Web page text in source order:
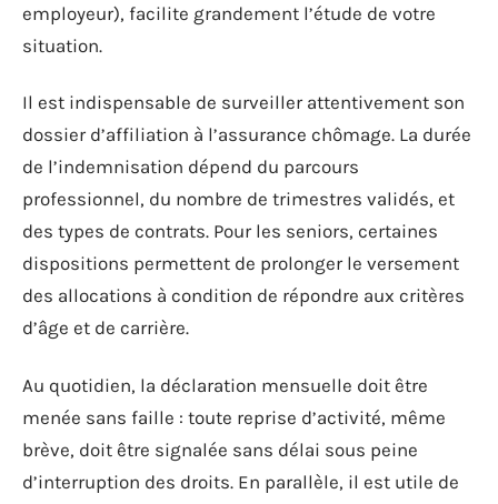
employeur), facilite grandement l’étude de votre
situation.
Il est indispensable de surveiller attentivement son
dossier d’affiliation à l’assurance chômage. La durée
de l’indemnisation dépend du parcours
professionnel, du nombre de trimestres validés, et
des types de contrats. Pour les seniors, certaines
dispositions permettent de prolonger le versement
des allocations à condition de répondre aux critères
d’âge et de carrière.
Au quotidien, la déclaration mensuelle doit être
menée sans faille : toute reprise d’activité, même
brève, doit être signalée sans délai sous peine
d’interruption des droits. En parallèle, il est utile de